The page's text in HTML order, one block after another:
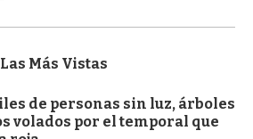
Las Más Vistas
de personas sin luz, árboles
volados por el temporal que